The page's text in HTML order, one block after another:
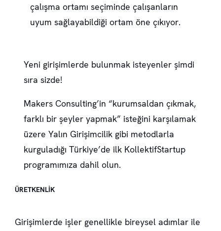
çalışma ortamı seçiminde çalışanların
uyum sağlayabildiği ortam öne çıkıyor.
Yeni girişimlerde bulunmak isteyenler şimdi
sıra sizde!
Makers Consulting’in “kurumsaldan çıkmak,
farklı bir şeyler yapmak” isteğini karşılamak
üzere Yalın Girişimcilik gibi metodlarla
kurguladığı Türkiye’de ilk KollektifStartup
programımıza dahil olun.
ÜRETKENLİK
Girişimlerde işler genellikle bireysel adımlar ile